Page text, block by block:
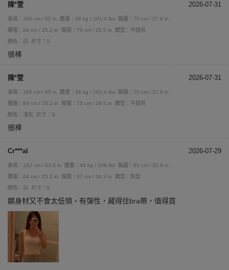
陳*萱 2026-07-31
身高：165 cm / 65 in 體重：46 kg / 101.4 lbs
胸圍：70 cm / 27.6 in
腰圍：64 cm / 25.2 in
臀圍：75 cm / 29.5 in
體型：不提供
顏色：白
尺寸：S
很棒
陳*萱 2026-07-31
身高：165 cm / 65 in 體重：46 kg / 101.4 lbs
胸圍：70 cm / 27.6 in
腰圍：64 cm / 25.2 in
臀圍：75 cm / 29.5 in
體型：不提供
顏色：淺灰
尺寸：S
很棒
Cr***al 2026-07-29
身高：162 cm / 63.8 in 體重：49 kg / 108 lbs
胸圍：81 cm / 31.9 in
腰圍：64 cm / 25.2 in
臀圍：87 cm / 34.3 in
體型：梨型
顏色：白
尺寸：S
顯身材又不會太低領，有彈性，藏得住bra帶，值得買